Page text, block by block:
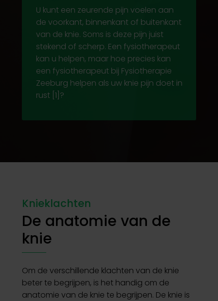
U kunt een zeurende pijn voelen aan
de voorkant, binnenkant of buitenkant
van de knie. Soms is deze pijn juist
stekend of scherp. Een fysiotherapeut
kan u helpen, maar hoe precies kan
een fysiotherapeut bij Fysiotherapie
Zeeburg helpen als uw knie pijn doet in
rust[1]?
Knieklachten
De anatomie van de
knie
Om de verschillende klachten van de knie
beter te begrijpen, is het handig om de
anatomie van de knie te begrijpen. De knie is